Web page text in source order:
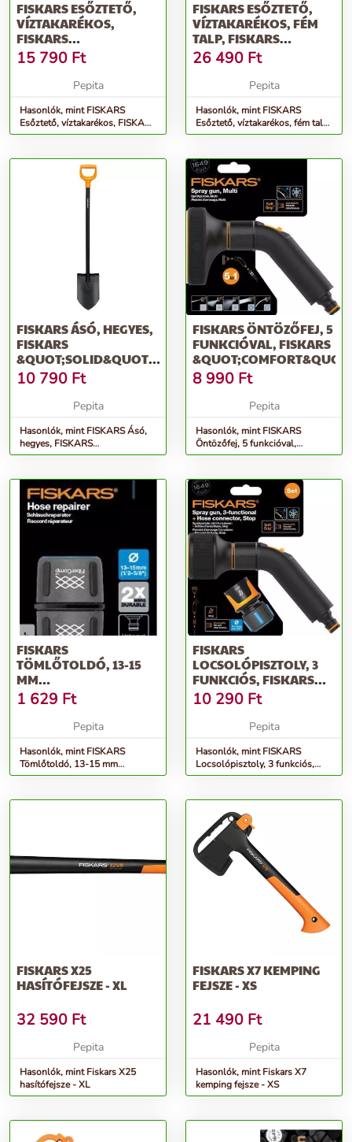
FISKARS ESŐZTETŐ,
VÍZTAKARÉKOS,
FISKARS
&QUOT;COMFORT&QUOT;
15 790 Ft
Pepita
Hasonlók, mint FISKARS
Esőztető, víztakarékos, FISKARS
&quot;Comfort&quot;
FISKARS ESŐZTETŐ,
VÍZTAKARÉKOS, FÉM
TALP, FISKARS
&QUOT;COMFORT&QUOT;
26 490 Ft
Pepita
Hasonlók, mint FISKARS
Esőztető, víztakarékos, fém talp,
FISKARS &quot;Comfort&quot;
FISKARS ÁSÓ, HEGYES,
FISKARS
&QUOT;SOLID&QUOT;,
FEKETE
10 790 Ft
Pepita
Hasonlók, mint FISKARS Ásó,
hegyes, FISKARS
&quot;Solid&quot;, fekete
FISKARS ÖNTÖZŐFEJ, 5
FUNKCIÓVAL, FISKARS
&QUOT;COMFORT&QUOT;
8 990 Ft
Pepita
Hasonlók, mint FISKARS
Öntözőfej, 5 funkcióval,
FISKARS &quot;Comfort&quot;
FISKARS
TÖMLŐTOLDÓ, 13-15
MM
(1/2&QUOT;-5/8&QUOT;),
FISKARS &QUOT...
1 629 Ft
Pepita
Hasonlók, mint FISKARS
Tömlőtoldó, 13-15 mm
(1/2&quot;-5/8&quot;), FISKARS
FISKARS
LOCSOLÓPISZTOLY, 3
FUNKCIÓS, FISKARS
10 290 Ft
Pepita
Hasonlók, mint FISKARS
Locsolópisztoly, 3 funkciós,
FISKARS
FISKARS X25
HASÍTÓFEJSZE - XL
32 590 Ft
Pepita
Hasonlók, mint Fiskars X25
hasítófejsze - XL
FISKARS X7 KEMPING
FEJSZE - XS
21 490 Ft
Pepita
Hasonlók, mint Fiskars X7
kemping fejsze - XS